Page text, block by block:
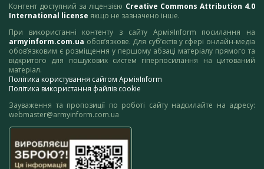
Контент доступний за ліцензією Creative Commons Attribution 4.0
International license якщо не зазначено інше.
При використанні контенту з сайту АрміяInform посилання на
armyinform.com.ua обов’язкове. Для суб’єктів у сфері онлайн-медіа
обов’язковим є розміщення у першому абзаці матеріалу прямого та
відкритого для пошукових систем гіперпосилання на цитований
матеріал.
Політика користування сайтом АрміяInform
Політика використання файлів cookie
Зауваження та пропозиції по роботі сайту надсилайте на адресу:
webmaster@armyinform.com.ua